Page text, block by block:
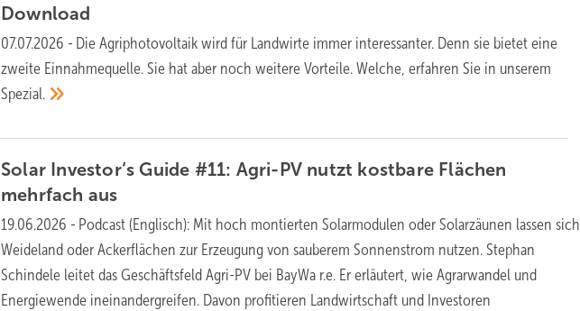
Download
07.07.2026 - Die Agriphotovoltaik wird für Landwirte immer interessanter. Denn sie bietet eine
zweite Einnahmequelle. Sie hat aber noch weitere Vorteile. Welche, erfahren Sie in unserem
Spezial.
Solar Investor‘s Guide #11: Agri-PV nutzt kostbare Flächen
mehrfach aus
19.06.2026 - Podcast (Englisch): Mit hoch montierten Solarmodulen oder Solarzäunen lassen sich
Weideland oder Ackerflächen zur Erzeugung von sauberem Sonnenstrom nutzen. Stephan
Schindele leitet das Geschäftsfeld Agri-PV bei BayWa r.e. Er erläutert, wie Agrarwandel und
Energiewende ineinandergreifen. Davon profitieren Landwirtschaft und Investoren